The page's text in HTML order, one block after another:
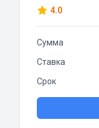
4.0
Сумма
Ставка
Срок